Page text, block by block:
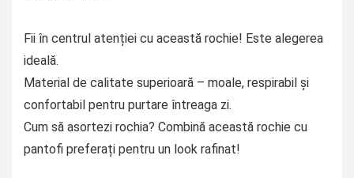
Fii în centrul atenției cu această rochie! Este alegerea
ideală.
Material de calitate superioară – moale, respirabil și
confortabil pentru purtare întreaga zi.
Cum să asortezi rochia? Combină această rochie cu
pantofi preferați pentru un look rafinat!